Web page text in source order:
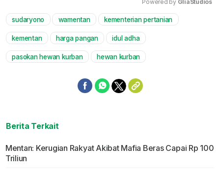
Powered by GliaStudios
sudaryono wamentan kementerian pertanian
kementan harga pangan idul adha
pasokan hewan kurban hewan kurban
Berita Terkait
Mentan: Kerugian Rakyat Akibat Mafia Beras Capai Rp 100
Triliun